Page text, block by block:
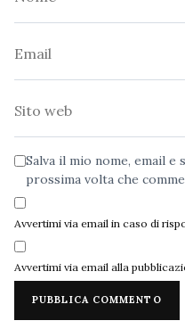
Salva il mio nome, email
prossima volta che
Avvertimi via email in caso di
Avvertimi via email alla